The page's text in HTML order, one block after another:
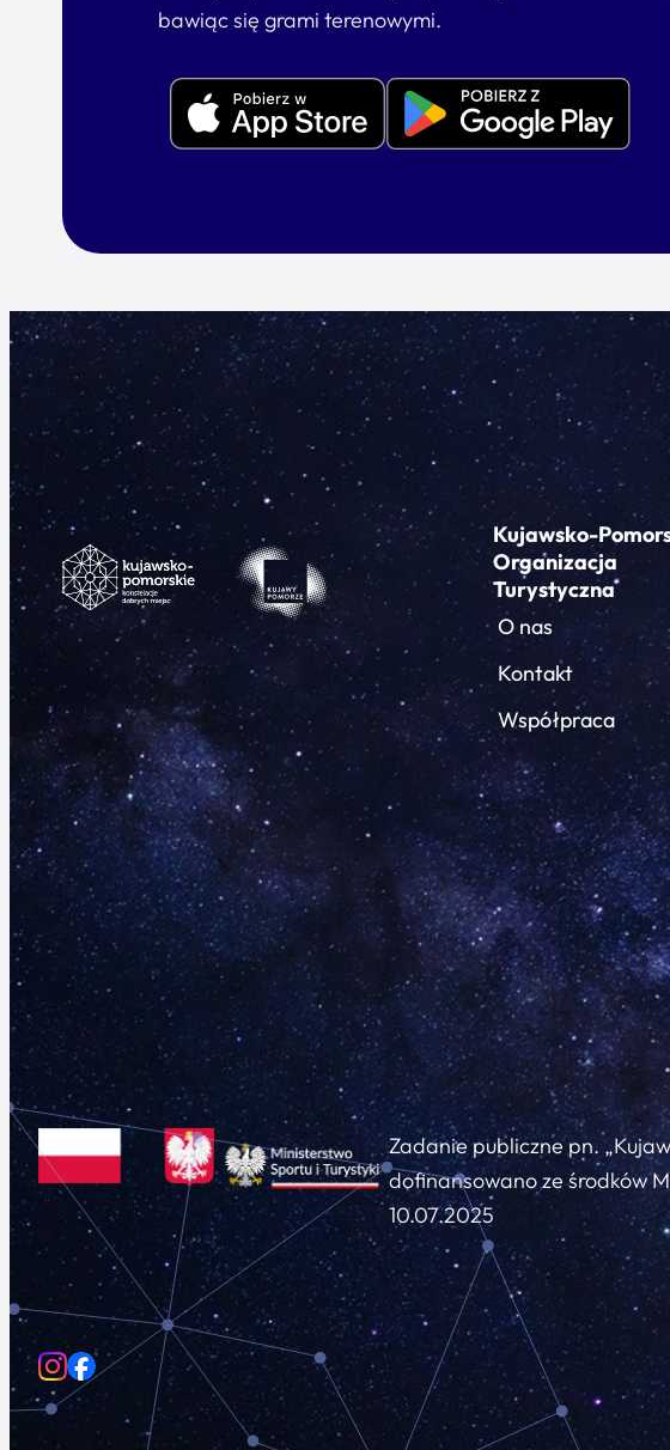
bawiąc się grami terenowymi.
Kujawsko-
Organizacja
Turystyczna
O nas
Kontakt
Współpraca
Zadanie publiczne pn.
dofinansowano ze środków
10.07.2025